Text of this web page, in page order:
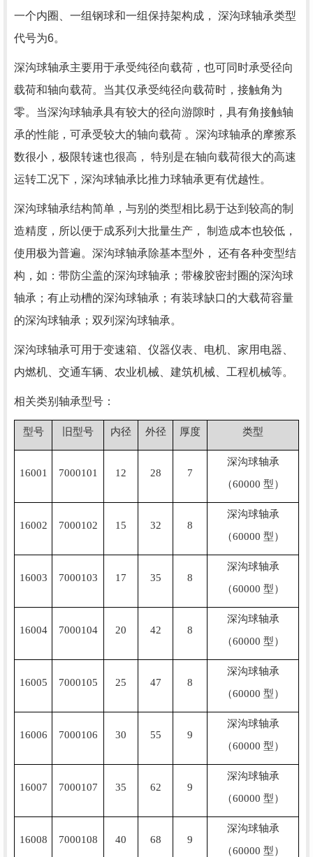
一个内圈、一组钢球和一组保持架构成， 深沟球轴承类型
代号为6。
深沟球轴承主要用于承受纯径向载荷，也可同时承受径向
载荷和轴向载荷。当其仅承受纯径向载荷时，接触角为
零。当深沟球轴承具有较大的径向游隙时，具有角接触轴
承的性能，可承受较大的轴向载荷 。深沟球轴承的摩擦系
数很小，极限转速也很高， 特别是在轴向载荷很大的高速
运转工况下，深沟球轴承比推力球轴承更有优越性。
深沟球轴承结构简单，与别的类型相比易于达到较高的制
造精度，所以便于成系列大批量生产， 制造成本也较低，
使用极为普遍。深沟球轴承除基本型外， 还有各种变型结
构，如：带防尘盖的深沟球轴承；带橡胶密封圈的深沟球
轴承；有止动槽的深沟球轴承；有装球缺口的大载荷容量
的深沟球轴承；双列深沟球轴承。
深沟球轴承可用于变速箱、仪器仪表、电机、家用电器、
内燃机、交通车辆、农业机械、建筑机械、工程机械等。
相关类别轴承型号：
型号 旧型号 内径 外径 厚度 类型
16001 7000101 12 28 7
深沟球轴承
（60000 型）
16002 7000102 15 32 8
深沟球轴承
（60000 型）
16003 7000103 17 35 8
深沟球轴承
（60000 型）
16004 7000104 20 42 8
深沟球轴承
（60000 型）
16005 7000105 25 47 8
深沟球轴承
（60000 型）
16006 7000106 30 55 9
深沟球轴承
（60000 型）
16007 7000107 35 62 9
深沟球轴承
（60000 型）
16008 7000108 40 68 9
深沟球轴承
（60000 型）